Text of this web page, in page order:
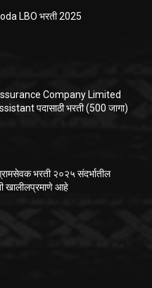
LBO भरती 2025
Company Limited
पदासाठी भरती (500 जागा)
ग्रामसेवक भरती २०२५ संदर्भातील
खालीलप्रमाणे आहे